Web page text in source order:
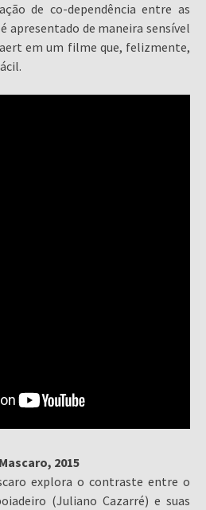
de co-dependência entre as
apresentado de maneira sensível
em um filme que, felizmente,
2015
explora o contraste entre o
(Juliano Cazarré) e suas